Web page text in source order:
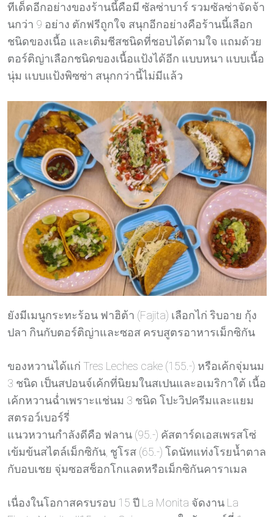
ทีเด็ดอีกอย่างของร้านนี้คือมี ซัลซ่าบาร์ รวมซัลซ่าจัดจ้า
นกว่า 9 อย่าง ตักฟรีถูกใจ สนุกอีกอย่างคือร้านนี้เลือก
ชนิดของเนื้อ และเติมชีสชนิดที่ชอบได้ตามใจ แถมด้วย
ตอร์ติญ่าเลือกชนิดของเนื้อแป้งได้อีก แบบหนา แบบเนื้อ
นุ่ม แบบแป้งพิซซ่า สนุกกว่านี้ไม่มีแล้ว
ยังมีเมนูกระทะร้อน ฟาฮิต้า (Fajita) เลือกไก่ ริบอาย กุ้ง
ปลา กินกับตอร์ติญ่าและซอส ครบสูตรอาหารเม็กซิกัน
ของหวานได้แก่ Tres Leches cake (155.-) หรือเค้กจุ่มนม
3 ชนิด เป็นสปอนจ์เค้กที่นิยมในสเปนและอเมริกาใต้ เนื้อ
เค้กหวานฉ่ำเพราะแช่นม 3 ชนิด โปะวิปครีมและแยม
สตรอว์เบอร์รี่
แนวหวานกำลังดีคือ ฟลาน (95.-) คัสตาร์ดเอสเพรสโซ่
เข้มข้นสไตล์เม็กซิกัน, ชูโรส (65.-) โดนัทแท่งโรยน้ำตาล
กับอบเชย จุ่มซอสช็อกโกแลตหรือเม็กซิกันคาราเมล
เนื่องในโอกาสครบรอบ 15 ปี La Monita จัดงาน La